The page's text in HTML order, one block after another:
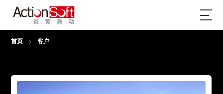
首页 客户